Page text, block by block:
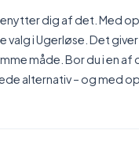
dig af det. Med
i Ugerløse. Det
måde. Bor du i en af
alternativ – og med